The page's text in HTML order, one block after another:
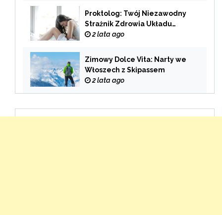
Proktolog: Twój Niezawodny
Strażnik Zdrowia Układu
Pokarmowego
2 lata ago
Zimowy Dolce Vita: Narty we
Włoszech z Skipassem
2 lata ago